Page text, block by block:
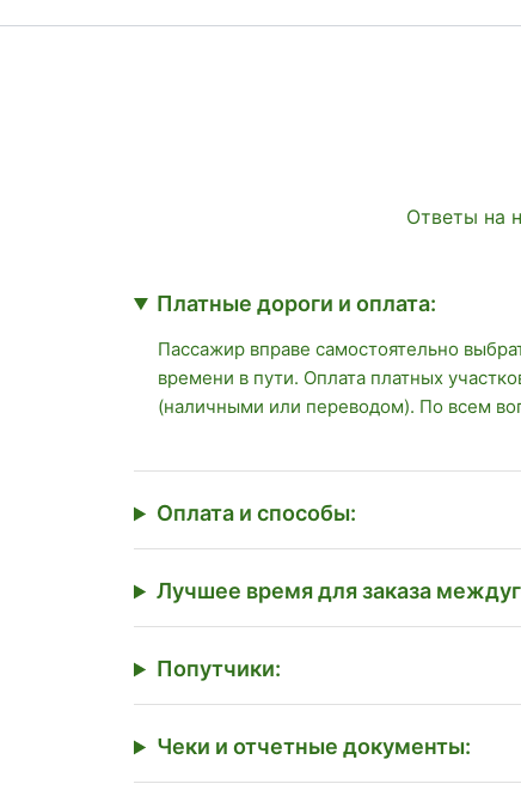
Ответы на
Платные дороги и оплата:
Пассажир вправе самостоятельно
времени в пути. Оплата платных
(наличными или переводом). По всем
Оплата и способы:
Лучшее время для заказа
Попутчики:
Чеки и отчетные документы: